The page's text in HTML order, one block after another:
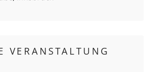
VERANSTALTUNG